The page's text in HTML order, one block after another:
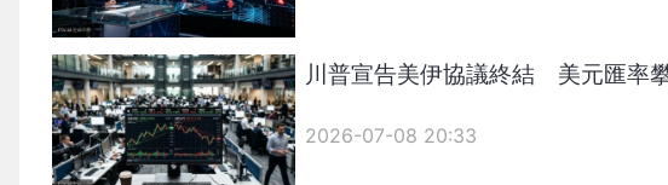
川普宣告美伊協議終結 美元匯率
2026-07-08 20:33